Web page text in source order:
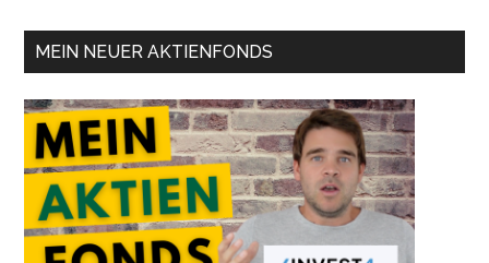
MEIN NEUER AKTIENFONDS